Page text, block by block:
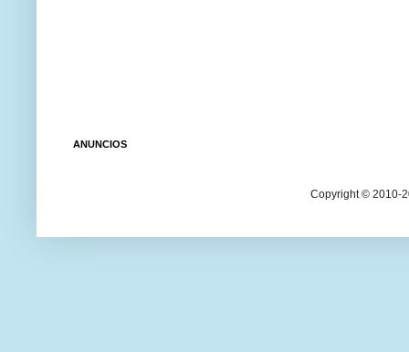
ANUNCIOS
Copyright © 2010-